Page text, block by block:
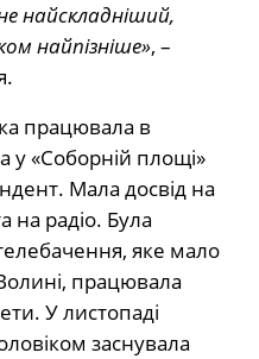
найскладніший,
найпізніше», –
працювала в
у «Соборній площі»
Мала досвід на
на радіо. Була
яке мало
працювала
У листопаді
заснувала